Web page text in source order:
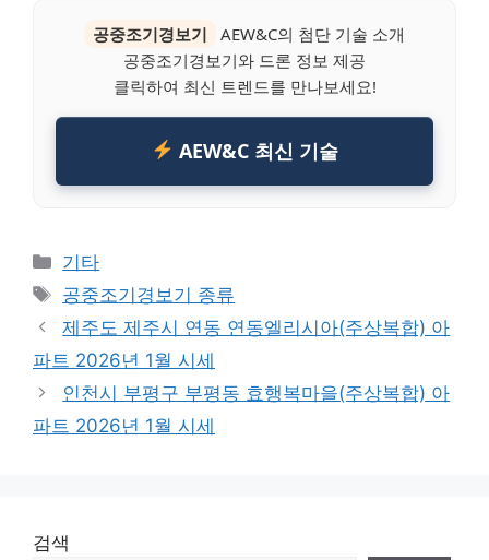
공중조기경보기
AEW&C의 첨단 기술 소개
공중조기경보기와 드론 정보 제공
클릭하여 최신 트렌드를 만나보세요!
AEW&C 최신 기술
Categories
기타
Tags
공중조기경보기 종류
제주도 제주시 연동 연동엘리시아(주상복합) 아
파트 2026년 1월 시세
인천시 부평구 부평동 효행복마을(주상복합) 아
파트 2026년 1월 시세
검색